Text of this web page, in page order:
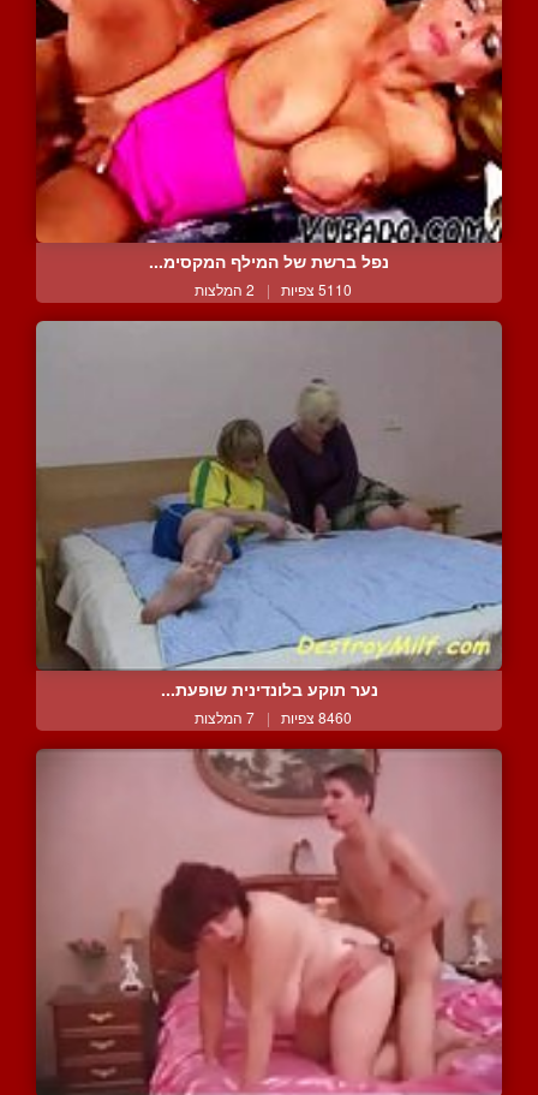
נפל ברשת של המילף המקסימ...
5110 צפיות | 2 המלצות
נער תוקע בלונדינית שופעת...
8460 צפיות | 7 המלצות